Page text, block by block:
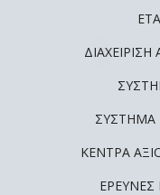
ΣΎΣΤΗΜΑ
ΚΈΝΤΡΑ